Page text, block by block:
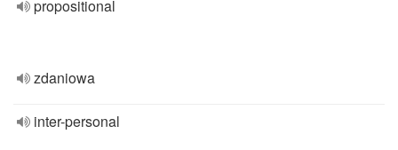
propositional
zdaniowa
inter-personal